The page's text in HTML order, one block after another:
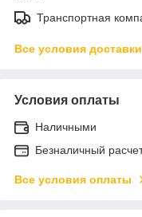
Транспортная
Все условия доставки
Условия оплаты
Наличными
Безналичный
Все условия оплаты